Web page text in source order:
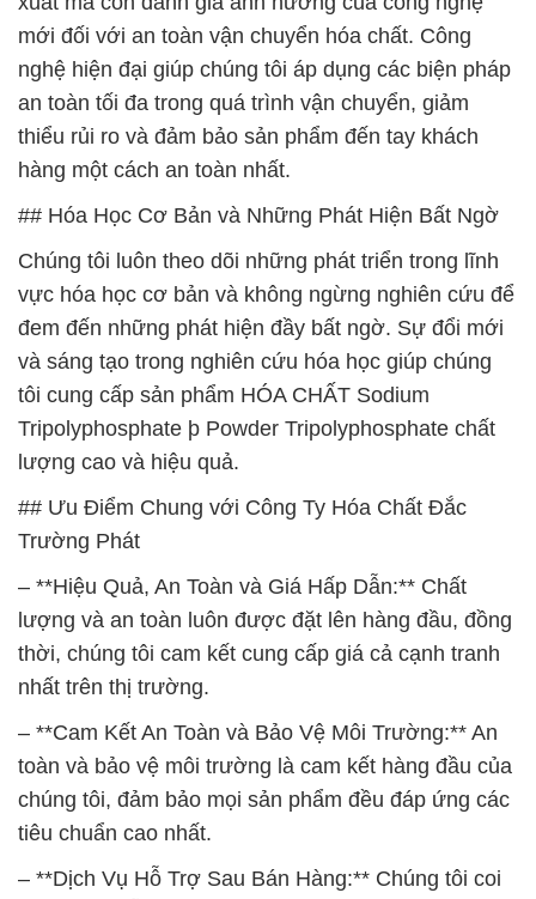
mới đối với an toàn vận chuyển hóa chất. Công
nghệ hiện đại giúp chúng tôi áp dụng các biện pháp
an toàn tối đa trong quá trình vận chuyển, giảm
thiểu rủi ro và đảm bảo sản phẩm đến tay khách
hàng một cách an toàn nhất.
## Hóa Học Cơ Bản và Những Phát Hiện Bất Ngờ
Chúng tôi luôn theo dõi những phát triển trong lĩnh
vực hóa học cơ bản và không ngừng nghiên cứu để
đem đến những phát hiện đầy bất ngờ. Sự đổi mới
và sáng tạo trong nghiên cứu hóa học giúp chúng
tôi cung cấp sản phẩm HÓA CHẤT Sodium
Tripolyphosphate þ Powder Tripolyphosphate chất
lượng cao và hiệu quả.
## Ưu Điểm Chung với Công Ty Hóa Chất Đắc
Trường Phát
– **Hiệu Quả, An Toàn và Giá Hấp Dẫn:** Chất
lượng và an toàn luôn được đặt lên hàng đầu, đồng
thời, chúng tôi cam kết cung cấp giá cả cạnh tranh
nhất trên thị trường.
– **Cam Kết An Toàn và Bảo Vệ Môi Trường:** An
toàn và bảo vệ môi trường là cam kết hàng đầu của
chúng tôi, đảm bảo mọi sản phẩm đều đáp ứng các
tiêu chuẩn cao nhất.
– **Dịch Vụ Hỗ Trợ Sau Bán Hàng:** Chúng tôi coi